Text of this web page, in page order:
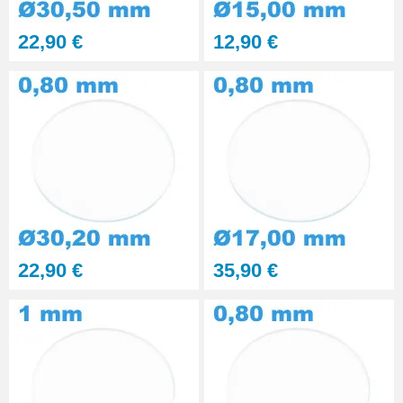
Kit polissage pâte diamantée
matériaux durs 6 seringues
Pince pour Changer un Verre de
41,90 €
22,90 € 12,90 €
22,90 € 35,90 €